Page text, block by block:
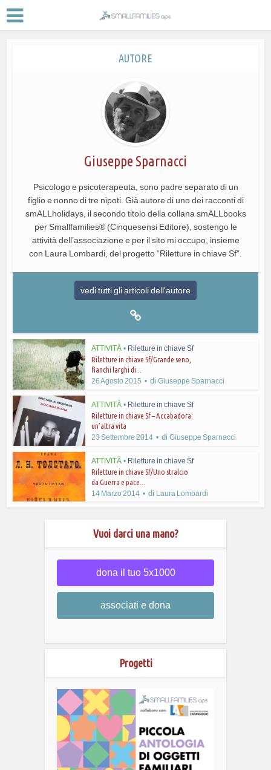
AUTORE
Giuseppe Sparnacci
Psicologo e psicoterapeuta, sono padre separato di un
figlio e nonno di tre nipoti. Già autore di uno dei racconti di
smALLholidays, il secondo titolo della collana smALLbooks
per Smallfamilies® (Cinquesensi Editore), sostengo le
attività dell’associazione e per il sito mi occupo, insieme
con Laura Lombardi, del progetto “Riletture in chiave Sf”.
vedi tutti gli articoli dell'autore
ATTIVITÀ • Riletture in chiave Sf
Riletture in chiave Sf/Grande seno,
fianchi larghi di...
26 Agosto 2015
diGiuseppe Sparnacci
ATTIVITÀ • Riletture in chiave Sf
Riletture in chiave Sf – Accabadora:
un’altra vita
23 Settembre 2014
diGiuseppe Sparnacci
ATTIVITÀ • Riletture in chiave Sf
Riletture in chiave Sf/Uno stralcio
da Guerra e pace...
14 Marzo 2014
di Laura Lombardi
Vuoi darci una mano?
dona il tuo 5x1000
associati e dona
Progetti